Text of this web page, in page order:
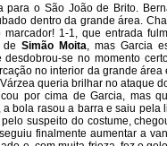
o São João de Brito.
dentro da grande área.
1-1, que entrada
de Simão Moita , mas Garcia
se no momento
no interior da grande
queria brilhar no ataque
por cima de Garcia, mas
bola rasou a barra e saiu pela
suspeito do costume,
finalmente aumentar a